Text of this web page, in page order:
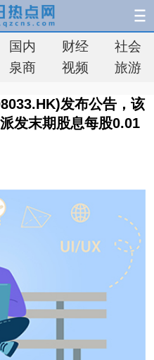
国内 财经
社会
泉商 视频 旅游
发布公告，该
发末期股息每股0.01